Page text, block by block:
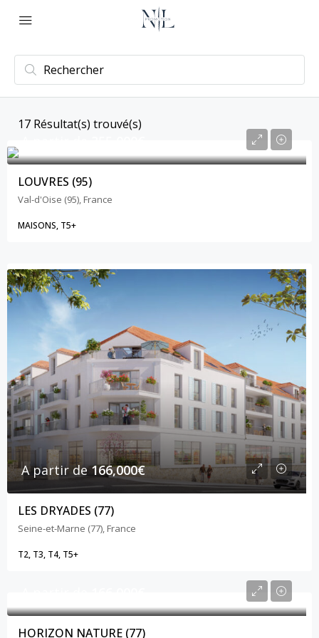
17 Résultat(s) trouvé(s)
LOUVRES (95)
Val-d'Oise (95), France
MAISONS, T5+
A partir de166,000€
LES DRYADES (77)
Seine-et-Marne (77), France
T2, T3, T4, T5+
HORIZON NATURE (77)